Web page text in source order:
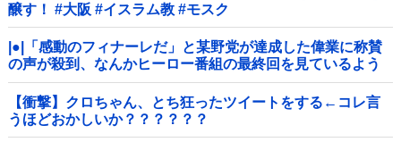
醸す！ #大阪 #イスラム教 #モスク
|●|「感動のフィナーレだ」と某野党が達成した偉業に称賛
の声が殺到、なんかヒーロー番組の最終回を見ているよう
な気分に……
【衝撃】クロちゃん、とち狂ったツイートをする←コレ言
うほどおかしいか？？？？？？